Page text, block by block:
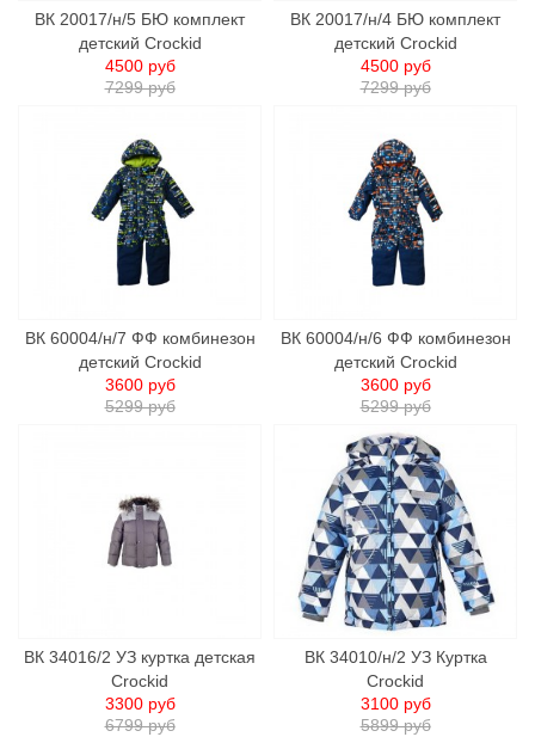
ВК 20017/н/5 БЮ комплект
детский Crockid
7299 руб
4500 руб
ВК 20017/н/4 БЮ комплект
детский Crockid
7299 руб
4500 руб
ВК 60004/н/7 ФФ комбинезон
детский Crockid
5299 руб
3600 руб
ВК 60004/н/6 ФФ комбинезон
детский Crockid
5299 руб
3600 руб
ВК 34016/2 УЗ куртка детская
Crockid
6799 руб
3300 руб
ВК 34010/н/2 УЗ Куртка
Crockid
5899 руб
3100 руб